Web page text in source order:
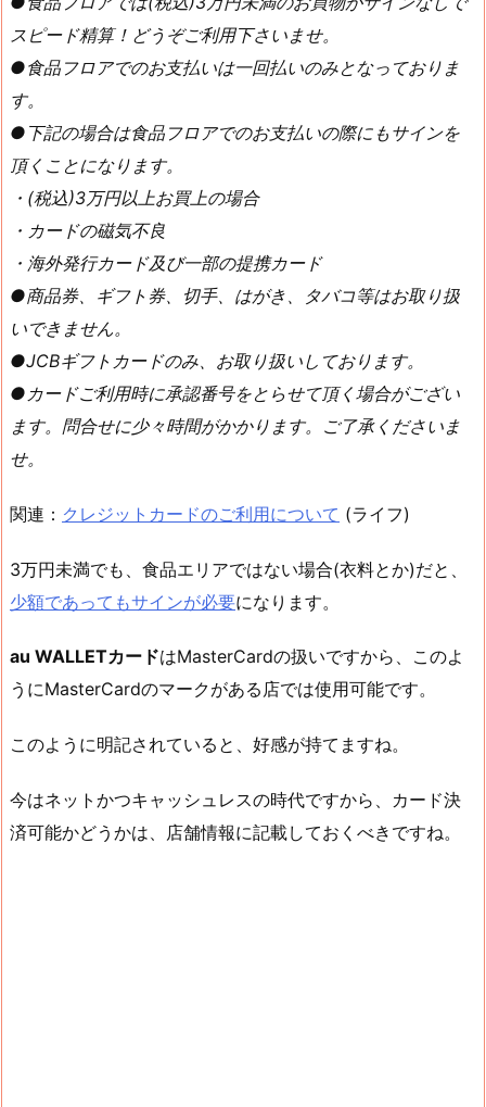
スピード精算！どうぞご利用下さいませ。
●食品フロアでのお支払いは一回払いのみとなっておりま
す。
●下記の場合は食品フロアでのお支払いの際にもサインを
頂くことになります。
・(税込)3万円以上お買上の場合
・カードの磁気不良
・海外発行カード及び一部の提携カード
●商品券、ギフト券、切手、はがき、タバコ等はお取り扱
いできません。
●JCBギフトカードのみ、お取り扱いしております。
●カードご利用時に承認番号をとらせて頂く場合がござい
ます。問合せに少々時間がかかります。ご了承くださいま
せ。
関連： クレジットカードのご利用について (ライフ)
3万円未満でも、食品エリアではない場合(衣料とか)だと、
少額であってもサインが必要になります。
au WALLETカードはMasterCardの扱いですから、このよ
うにMasterCardのマークがある店では使用可能です。
このように明記されていると、好感が持てますね。
今はネットかつキャッシュレスの時代ですから、カード決
済可能かどうかは、店舗情報に記載しておくべきですね。